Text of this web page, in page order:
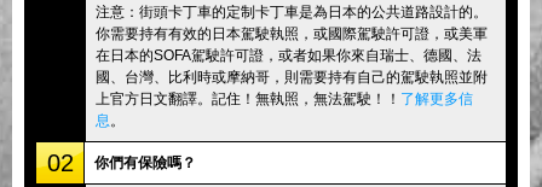
東京澀谷附屬 東京灣
東京淺草 大阪
沖繩
注意：街頭卡丁車的定制卡丁車是為日本的公共道路設計的。
你需要持有有效的日本駕駛執照，或國際駕駛許可證，或美軍
在日本的SOFA駕駛許可證，或者如果你來自瑞士、德國、法
國、台灣、比利時或摩納哥，則需要持有自己的駕駛執照並附
上官方日文翻譯。記住！無執照，無法駕駛！！ 了解更多信
息 。
02 你們有保險嗎？